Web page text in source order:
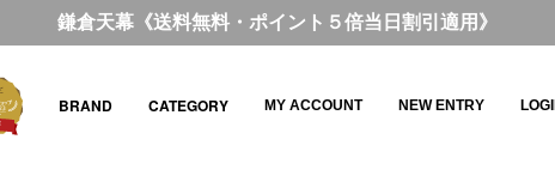
鎌倉天幕《送料無料・ポイント５倍当日割引適用》
BRAND CATEGORY MY ACCOUNT NEW ENTRY